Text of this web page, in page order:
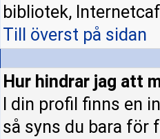
bibliotek,
Till överst på sidan
Hur hindrar jag att
I din profil finns en
så syns du bara för